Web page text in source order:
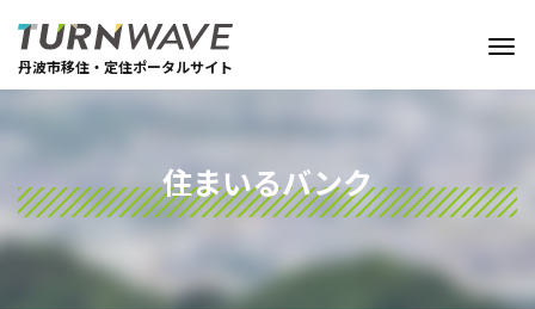
丹波市移住・定住ポータルサイト
住まいるバンク